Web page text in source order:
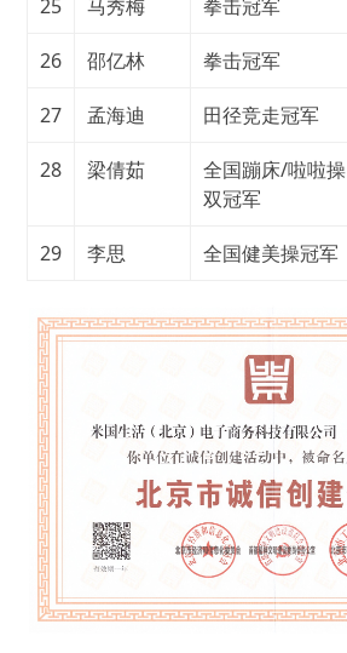
25 马秀梅 拳击冠军
26 邵亿林 拳击冠军
27 孟海迪 田径竞走冠军
28 梁倩茹
全国蹦床/啦啦操
双冠军
29 李思 全国健美操冠军